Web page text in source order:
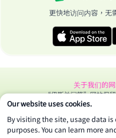
更快地访问内容，无
关于我们的
“伊斯兰问答”网站保留
Our website uses cookies.
By visiting the site, usage data
purposes. You can learn more